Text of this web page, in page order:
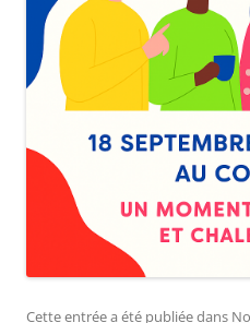
Cette entrée a été publiée dans